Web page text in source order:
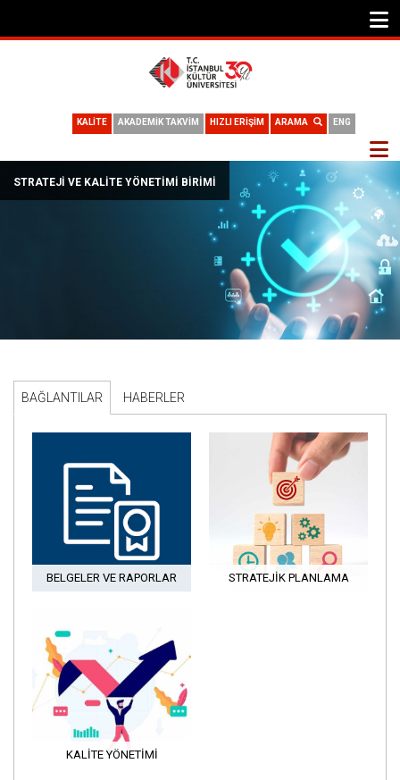
ENG
ARAMA
HIZLI ERİŞİM
AKADEMİK TAKVİM
KALİTE
STRATEJI VE KALITE YÖNETIMI BIRIMI
BAĞLANTILAR HABERLER
BELGELER VE RAPORLAR STRATEJIK PLANLAMA
KALITE YÖNETIMI